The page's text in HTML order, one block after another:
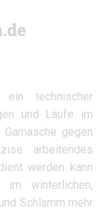
technischer
und Läufe im
gegen
arbeitendes
werden kann
winterlichen,
Schlamm mehr